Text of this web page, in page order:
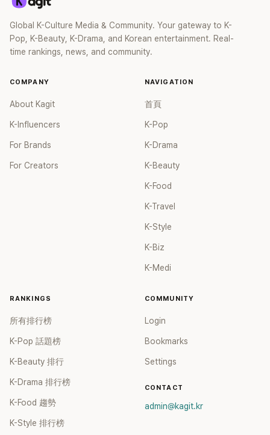
Global K-Culture Media & Community. Your gateway to K-
Pop, K-Beauty, K-Drama, and Korean entertainment. Real-
time rankings, news, and community.
COMPANY
About Kagit
K-Influencers
For Brands
For Creators
NAVIGATION
首頁
K-Pop
K-Drama
K-Beauty
K-Food
K-Travel
K-Style
K-Biz
K-Medi
RANKINGS
所有排行榜
K-Pop 話題榜
K-Beauty 排行
K-Drama 排行榜
K-Food 趨勢
K-Style 排行榜
COMMUNITY
Login
Bookmarks
Settings
CONTACT
admin@kagit.kr